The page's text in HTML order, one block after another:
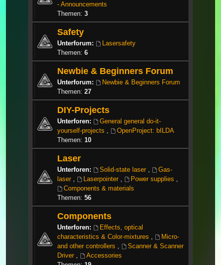
- Announcements
Themen: 3
Safety
Unterforum:
Lasersafety
Themen: 6
Newbie & Beginners Forum
Unterforum:
Newbie & Beginners Forum
Themen: 27
DIY-Projects
Unterforen:
General general do-it-
yourself-projects ,
OpenProject: bILDA
Themen: 10
Laser
Unterforen: Solid-state laser ,
Gas-
laser , Laserpointer , Power supplies ,
Components & materials
Themen: 56
Components
Unterforen:
Effects, optical
characteristics & Color-mixtures ,
Micro-
and other controllers ,
Scanner & Scanner
Driver ,
Accessories